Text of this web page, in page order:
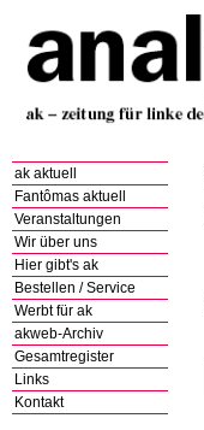
ak aktuell
Fantômas aktuell
Veranstaltungen
Wir über uns
Hier gibt's ak
Bestellen / Service
Werbt für ak
akweb-Archiv
Gesamtregister
Links
Kontakt